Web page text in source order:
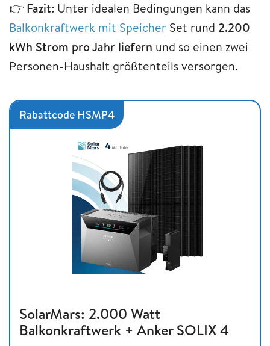
👉 Fazit: Unter idealen Bedingungen kann das
Balkonkraftwerk mit Speicher Set rund 2.200
kWh Strom pro Jahr liefern und so einen zwei
Personen-Haushalt größtenteils versorgen.
Rabattcode HSMP4
SolarMars: 2.000 Watt
Balkonkraftwerk + Anker SOLIX 4